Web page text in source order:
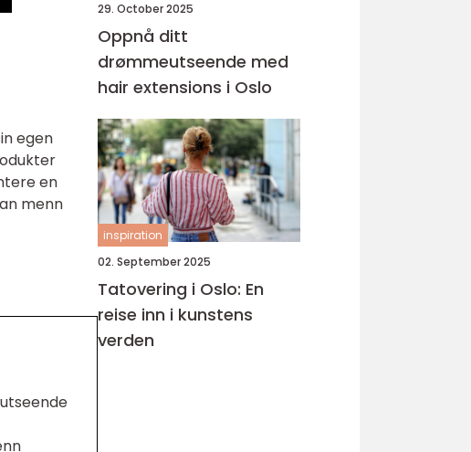
egen
en
menn
29. October 2025
Oppnå ditt
drømmeutseende med
hair extensions i Oslo
inspiration
02. September 2025
Tatovering i Oslo: En
reise inn i kunstens
verden